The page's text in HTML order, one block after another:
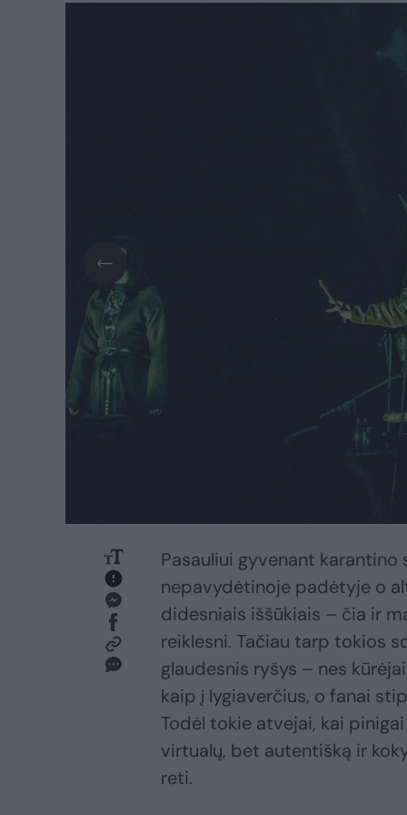
Pasauliui gyvenant
nepavydėtinoje padėtyje o
didesniais iššūkiais – čia ir
reiklesni. Tačiau tarp tokios
glaudesnis ryšys – nes
kaip į lygiaverčius, o fanai
Todėl tokie atvejai, kai
virtualų, bet autentišką ir
reti.